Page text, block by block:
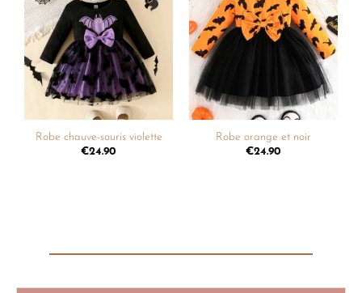
Ajouter
liste de
souhaits
Robe chauve-souris violette
€24.90
Ajouter
à la
liste de
souhaits
Robe orange et noir
€24.90